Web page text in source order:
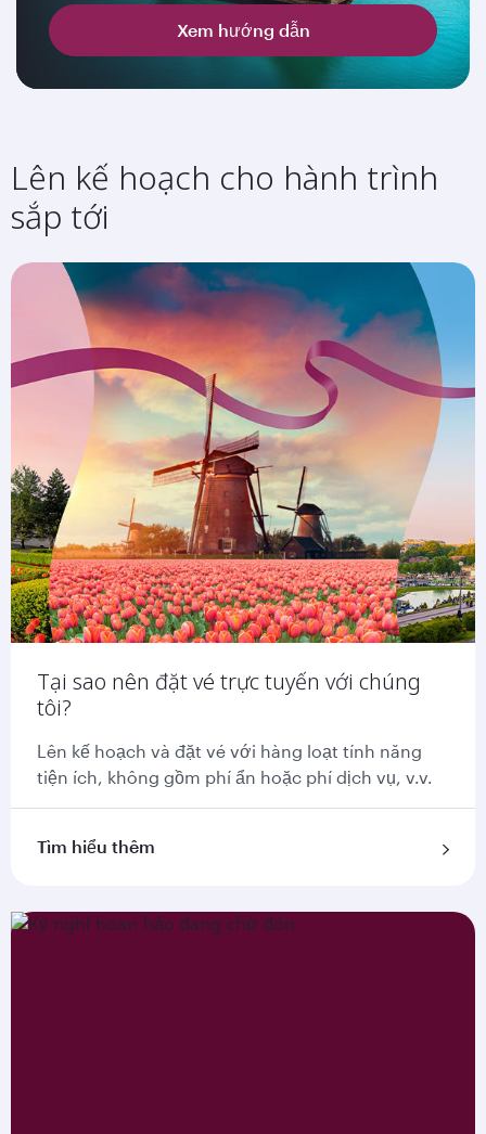
Xem hướng dẫn
Lên kế hoạch cho hành trình
sắp tới
Tại sao nên đặt vé trực tuyến với chúng
tôi?
Lên kế hoạch và đặt vé với hàng loạt tính năng
tiện ích, không gồm phí ẩn hoặc phí dịch vụ, v.v.
Tìm hiểu thêm